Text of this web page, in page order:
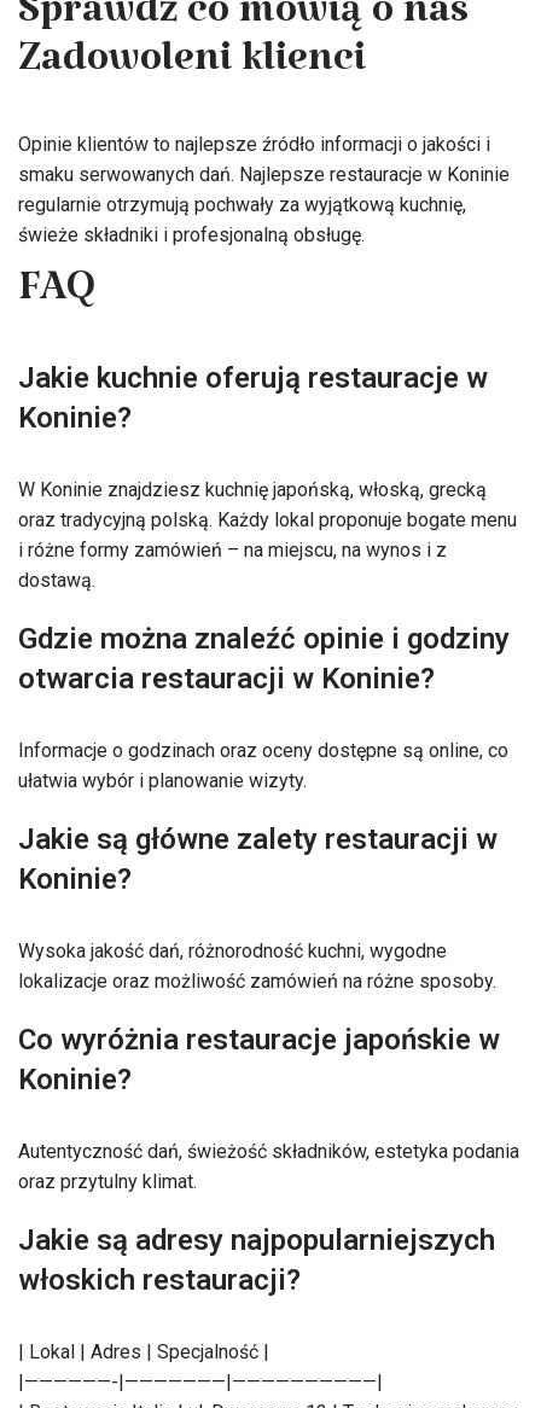
Sprawdź co mówią o nas
Zadowoleni klienci
Opinie klientów to najlepsze źródło informacji o jakości i
smaku serwowanych dań. Najlepsze restauracje w Koninie
regularnie otrzymują pochwały za wyjątkową kuchnię,
świeże składniki i profesjonalną obsługę.
FAQ
Jakie kuchnie oferują restauracje w
Koninie?
W Koninie znajdziesz kuchnię japońską, włoską, grecką
oraz tradycyjną polską. Każdy lokal proponuje bogate menu
i różne formy zamówień – na miejscu, na wynos i z
dostawą.
Gdzie można znaleźć opinie i godziny
otwarcia restauracji w Koninie?
Informacje o godzinach oraz oceny dostępne są online, co
ułatwia wybór i planowanie wizyty.
Jakie są główne zalety restauracji w
Koninie?
Wysoka jakość dań, różnorodność kuchni, wygodne
lokalizacje oraz możliwość zamówień na różne sposoby.
Co wyróżnia restauracje japońskie w
Koninie?
Autentyczność dań, świeżość składników, estetyka podania
oraz przytulny klimat.
Jakie są adresy najpopularniejszych
włoskich restauracji?
| Lokal | Adres | Specjalność |
|——————-|———————|——————————|